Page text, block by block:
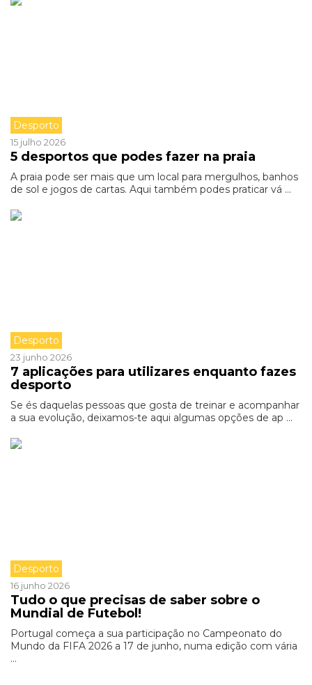
Desporto
15 julho 2026
5 desportos que podes fazer na praia
A praia pode ser mais que um local para mergulhos, banhos
de sol e jogos de cartas. Aqui também podes praticar vá ...
Desporto
23 junho 2026
7 aplicações para utilizares enquanto fazes
desporto
Se és daquelas pessoas que gosta de treinar e acompanhar
a sua evolução, deixamos-te aqui algumas opções de ap ...
Desporto
16 junho 2026
Tudo o que precisas de saber sobre o
Mundial de Futebol!
Portugal começa a sua participação no Campeonato do
Mundo da FIFA 2026 a 17 de junho, numa edição com vária
...